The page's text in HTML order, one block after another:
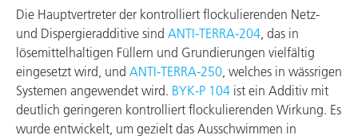
Die Hauptvertreter der kontrolliert flockulierenden Netz-
und Dispergieradditive sind ANTI‑TERRA‑204, das in
lösemittelhaltigen Füllern und Grundierungen vielfältig
eingesetzt wird, und ANTI‑TERRA‑250, welches in wässrigen
Systemen angewendet wird. BYK‑P 104 ist ein Additiv mit
deutlich geringeren kontrolliert flockulierenden Wirkung. Es
wurde entwickelt, um gezielt das Ausschwimmen in